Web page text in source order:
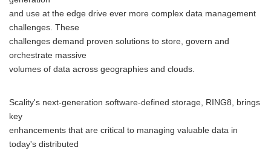
and use at the edge drive ever more complex data management
challenges. These
challenges demand proven solutions to store, govern and
orchestrate massive
volumes of data across geographies and clouds.
Scality's next-generation software-defined storage, RING8, brings
key
enhancements that are critical to managing valuable data in
today's distributed